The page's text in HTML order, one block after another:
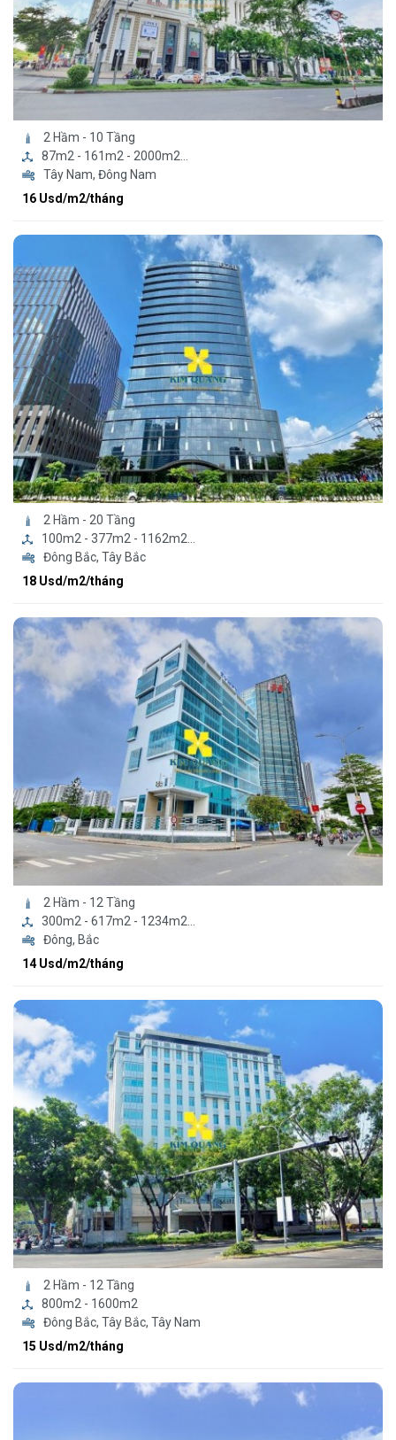
2 Hầm - 10 Tầng
87m2 - 161m2 - 2000m2...
Tây Nam, Đông Nam
16 Usd/m2/tháng
2 Hầm - 20 Tầng
100m2 - 377m2 - 1162m2...
Đông Bắc, Tây Bắc
18 Usd/m2/tháng
2 Hầm - 12 Tầng
300m2 - 617m2 - 1234m2...
Đông, Bắc
14 Usd/m2/tháng
2 Hầm - 12 Tầng
800m2 - 1600m2
Đông Bắc, Tây Bắc, Tây Nam
15 Usd/m2/tháng